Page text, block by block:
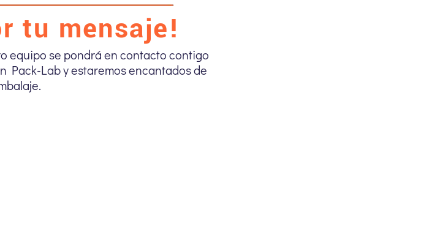
tu mensaje!
equipo se pondrá en contacto contigo
Pack-Lab y estaremos encantados de